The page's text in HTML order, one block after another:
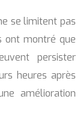
se limitent pas
ont montré que
persister
heures après
amélioration